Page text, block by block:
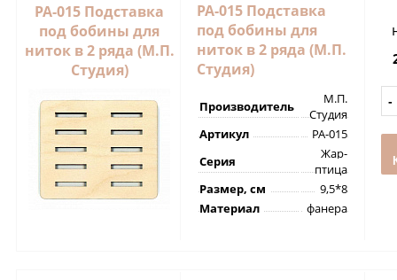
РА-015 Подставка
под бобины для
ниток в 2 ряда (М.П.
Студия)
РА-015 Подставка
под бобины для
ниток в 2 ряда (М.П.
Студия)
Производитель
М.П.
Студия
Артикул
РА-015
Серия
Жар-
птица
Размер, см
9,5*8
Материал
фанера